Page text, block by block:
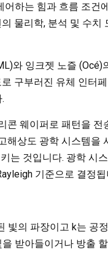
하는 힘과 흐름 조건
물리학, 분석 및 수치
와 잉크젯 노즐 (Océ)
구부러진 유체 인터
웨이퍼로 패턴을 전
해상도 광학 시스템을
는 것입니다. 광학 시
기준으로 결정됩
빛의 파장이고 k는 공
받아들이거나 방출